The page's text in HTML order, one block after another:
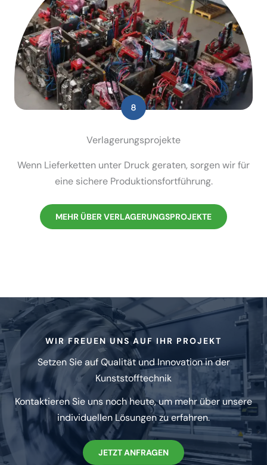
Verla­ge­rungs­pro­jekte
Wenn Liefer­ketten unter Druck geraten, sorgen wir für
eine sichere Produk­ti­ons­fort­führung.
MEHR ÜBER VERLA­GE­RUNGS­PRO­JEKTE
WIR FREUEN UNS AUF IHR PROJEKT
Setzen Sie auf Qualität und Innovation in der
Kunststoff­technik
Kontak­tieren Sie uns noch heute, um mehr über unsere
indivi­du­ellen Lösungen zu erfahren.
JETZT ANFRAGEN